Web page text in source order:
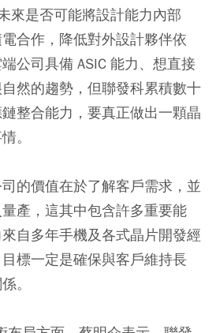
來是否可能將設計能力內部
合作，降低對外設計夥伴依
公司具備 ASIC 能力、想直接
然的趨勢，但聯發科累積數十
整合能力，要真正做出一顆晶
。
的價值在於了解客戶需求，並
產，這其中包含許多重要能
自多年手機及各式晶片開發經
標一定是確保與客戶維持長
。